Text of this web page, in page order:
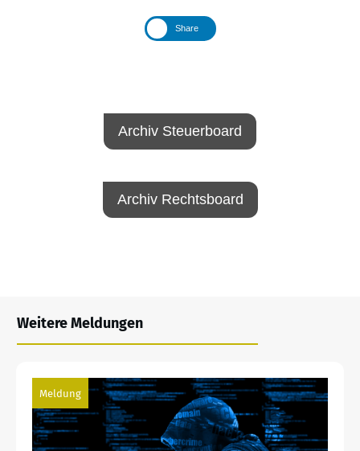
Share
Archiv Steuerboard
Archiv Rechtsboard
Weitere Meldungen
Meldung